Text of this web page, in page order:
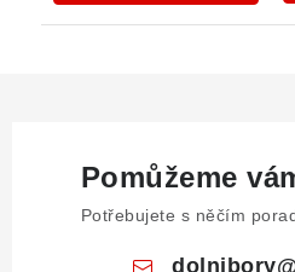
Pomůžeme
Potřebujete s něčím
dolnibory